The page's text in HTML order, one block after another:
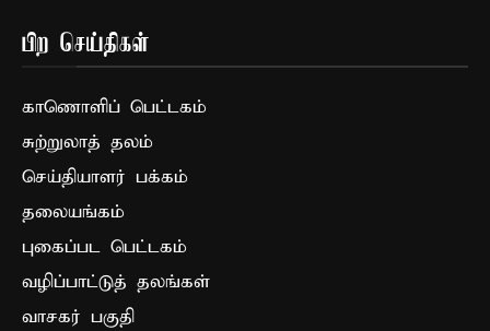
பிற செய்திகள்
காணொளிப் பெட்டகம்
சுற்றுலாத் தலம்
செய்தியாளர் பக்கம்
தலையங்கம்
புகைப்பட பெட்டகம்
வழிப்பாட்டுத் தலங்கள்
வாசகர் பகுதி